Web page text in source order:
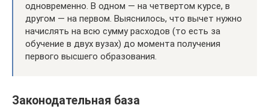
одновременно. В одном — на четвертом курсе, в
другом — на первом. Выяснилось, что вычет нужно
начислять на всю сумму расходов (то есть за
обучение в двух вузах) до момента получения
первого высшего образования.
Законодательная база